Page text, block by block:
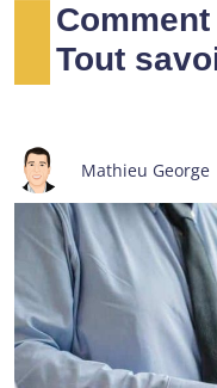
Tout
Mathieu George